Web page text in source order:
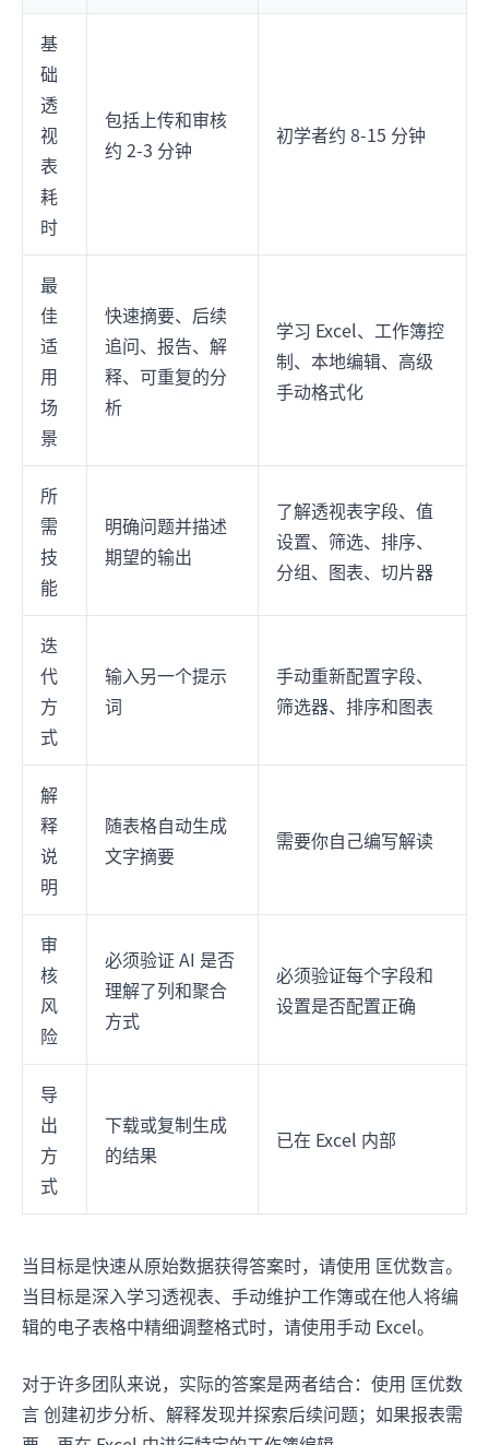
基
础
透
视
表
耗
时
包括上传和审核
约 2-3 分钟
初学者约 8-15 分钟
最
佳
适
用
场
景
快速摘要、后续
追问、报告、解
释、可重复的分
析
学习 Excel、工作簿控
制、本地编辑、高级
手动格式化
所
需
技
能
明确问题并描述
期望的输出
了解透视表字段、值
设置、筛选、排序、
分组、图表、切片器
迭
代
方
式
输入另一个提示
词
手动重新配置字段、
筛选器、排序和图表
解
释
说
明
随表格自动生成
文字摘要
需要你自己编写解读
审
核
风
险
必须验证 AI 是否
理解了列和聚合
方式
必须验证每个字段和
设置是否配置正确
导
出
方
式
下载或复制生成
的结果
已在 Excel 内部
当目标是快速从原始数据获得答案时，请使用 匡优数言。
当目标是深入学习透视表、手动维护工作簿或在他人将编
辑的电子表格中精细调整格式时，请使用手动 Excel。
对于许多团队来说，实际的答案是两者结合：使用 匡优数
言 创建初步分析、解释发现并探索后续问题；如果报表需